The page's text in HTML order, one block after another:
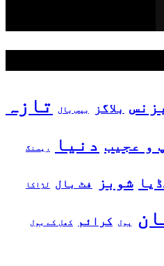
بزنس بلاگز بیس بال
تازہ
و عجیب دنیا ریسنگ
شوبز فٹ بال لڑاکا
پول کرائم کھل کے بول